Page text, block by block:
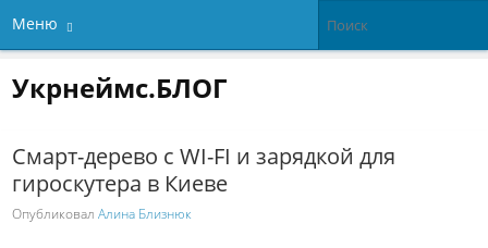
Меню
Укрнеймс.БЛОГ
Смарт-дерево с WI-FI и зарядкой для
гироскутера в Киеве
ОпубликовалАлина Близнюк